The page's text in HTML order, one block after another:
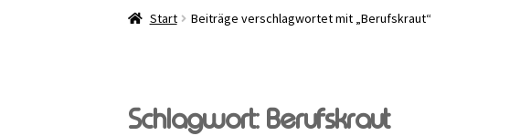
Start Beiträge verschlagwortet mit „Berufskraut“
Schlagwort: Berufskraut